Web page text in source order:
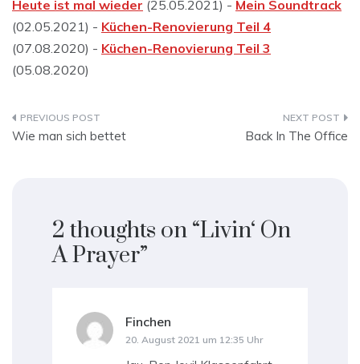
Heute ist mal wieder (25.05.2021) - Mein Soundtrack
(02.05.2021) - Küchen-Renovierung Teil 4
(07.08.2020) - Küchen-Renovierung Teil 3
(05.08.2020)
Beitragsnavigation
Wie man sich bettet Back In The Office
2 thoughts on “Livin‘ On
A Prayer”
Finchen
20. August 2021 um 12:35 Uhr